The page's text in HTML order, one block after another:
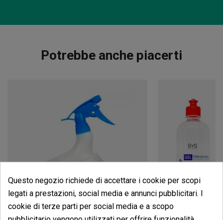
Potrebbe anche piacerti
Questo negozio richiede di accettare i cookie per scopi
legati a prestazioni, social media e annunci pubblicitari. I
cookie di terze parti per social media e a scopo